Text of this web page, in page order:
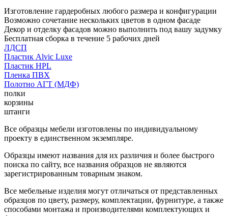
Изготовление гардеробных любого размера и конфигурации
Возможно сочетание нескольких цветов в одном фасаде
Декор и отделку фасадов можно выполнить под вашу задумку
Бесплатная сборка в течение 5 рабочих дней
ЛДСП
Пластик Alvic Luxe
Пластик HPL
Пленка ПВХ
Полотно АГТ (МДФ)
полки
корзины
штанги
Все образцы мебели изготовлены по индивидуальному
проекту в единственном экземпляре.
Образцы имеют названия для их различия и более быстрого
поиска по сайту, все названия образцов не являются
зарегистрированным товарным знаком.
Все мебельные изделия могут отличаться от представленных
образцов по цвету, размеру, комплектации, фурнитуре, а также
способами монтажа и производителями комплектующих и